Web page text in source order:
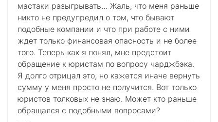
мастаки разыгрывать… Жаль, что меня раньше
никто не предупредил о том, что бывают
подобные компании и что при работе с ними
ждет только финансовая опасность и не более
того. Теперь как я понял, мне предстоит
обращение к юристам по вопросу чарджбэка.
Я долго отрицал это, но кажется иначе вернуть
сумму у меня просто не получится. Вот только
юристов толковых не знаю. Может кто раньше
обращался с подобными вопросами?